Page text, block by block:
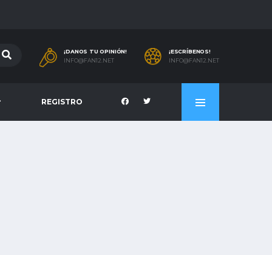
¡DANOS TU OPINIÓN!
INFO@FAN12.NET
¡ESCRÍBENOS!
INFO@FAN12.NET
REGISTRO